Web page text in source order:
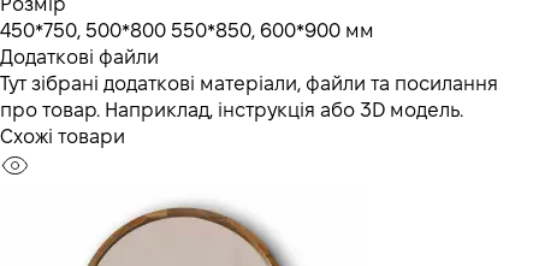
Розмір
450*750, 500*800 550*850, 600*900 мм
Додаткові файли
Тут зібрані додаткові матеріали, файли та посилання
про товар. Наприклад, інструкція або 3D модель.
Схожі товари